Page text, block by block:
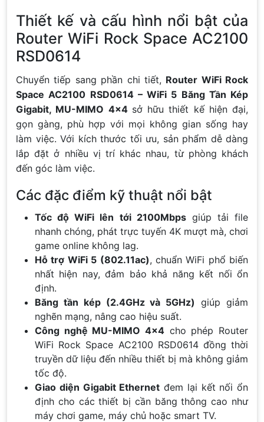
Thiết kế và cấu hình nổi bật của
Router WiFi Rock Space AC2100
RSD0614
Chuyển tiếp sang phần chi tiết, Router WiFi Rock
Space AC2100 RSD0614 – WiFi 5 Băng Tần Kép
Gigabit, MU-MIMO 4×4 sở hữu thiết kế hiện đại,
gọn gàng, phù hợp với mọi không gian sống hay
làm việc. Với kích thước tối ưu, sản phẩm dễ dàng
lắp đặt ở nhiều vị trí khác nhau, từ phòng khách
đến góc làm việc.
Các đặc điểm kỹ thuật nổi bật
Tốc độ WiFi lên tới 2100Mbpsgiúp tải file
nhanh chóng, phát trực tuyến 4K mượt mà, chơi
game online không lag.
Hỗ trợ WiFi 5 (802.11ac), chuẩn WiFi phổ biến
nhất hiện nay, đảm bảo khả năng kết nối ổn
định.
Băng tần kép (2.4GHz và 5GHz) giúp giảm
nghẽn mạng, nâng cao hiệu suất.
Công nghệ MU-MIMO 4×4 cho phép Router
WiFi Rock Space AC2100 RSD0614 đồng thời
truyền dữ liệu đến nhiều thiết bị mà không giảm
tốc độ.
Giao diện Gigabit Ethernet đem lại kết nối ổn
định cho các thiết bị cần băng thông cao như
máy chơi game, máy chủ hoặc smart TV.